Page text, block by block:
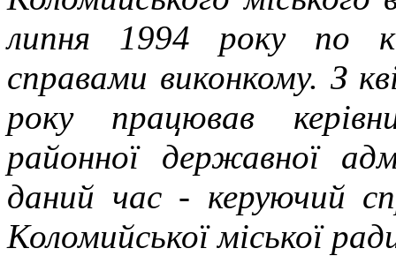
липня 1994 року по
справами виконкому. З
року працював
районної державної
даний час - керуючий
Коломийської міської